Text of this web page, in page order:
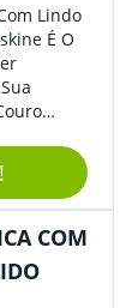
Lindo
É O
Lo.
E
Dúvidas
COM